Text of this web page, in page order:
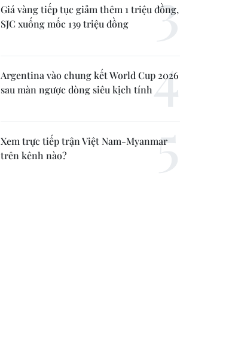
Giá vàng tiếp tục giảm thêm 1 triệu đồng,
SJC xuống mốc 139 triệu đồng
Argentina vào chung kết World Cup 2026
sau màn ngược dòng siêu kịch tính
Xem trực tiếp trận Việt Nam-Myanmar
trên kênh nào?